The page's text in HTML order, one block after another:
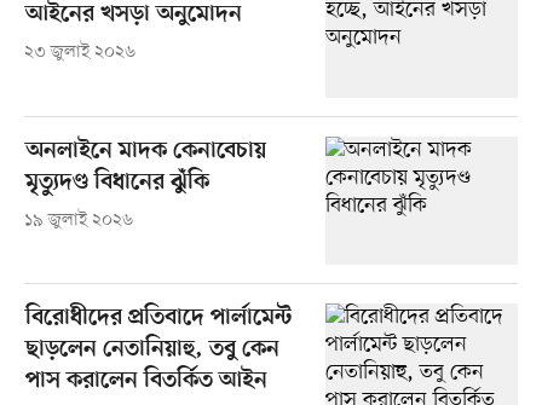
আইনের খসড়া অনুমোদন
২৩ জুলাই ২০২৬
অনলাইনে মাদক কেনাবেচায়
মৃত্যুদণ্ড বিধানের ঝুঁকি
১৯ জুলাই ২০২৬
বিরোধীদের প্রতিবাদে পার্লামেন্ট
ছাড়লেন নেতানিয়াহু, তবু কেন
পাস করালেন বিতর্কিত আইন